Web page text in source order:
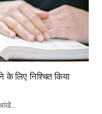
लिए निश्चित किया
आंखें…